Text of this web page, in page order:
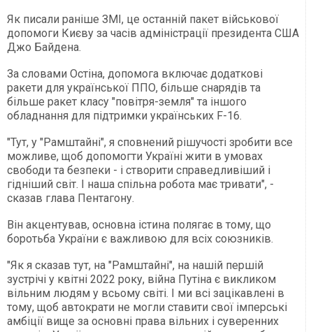
Як писали раніше ЗМІ, це останній пакет військової
допомоги Києву за часів адміністрації президента США
Джо Байдена.
За словами Остіна, допомога включає додаткові
ракети для української ППО, більше снарядів та
більше ракет класу "повітря-земля" та іншого
обладнання для підтримки українських F-16.
"Тут, у "Рамштайні", я сповнений рішучості зробити все
можливе, щоб допомогти Україні жити в умовах
свободи та безпеки - і створити справедливіший і
гідніший світ. І наша спільна робота має тривати", -
сказав глава Пентагону.
Він акцентував, основна істина полягає в тому, що
боротьба України є важливою для всіх союзників.
"Як я сказав тут, на "Рамштайні", на нашій першій
зустрічі у квітні 2022 року, війна Путіна є викликом
вільним людям у всьому світі. І ми всі зацікавлені в
тому, щоб автократи не могли ставити свої імперські
амбіції вище за основні права вільних і суверенних